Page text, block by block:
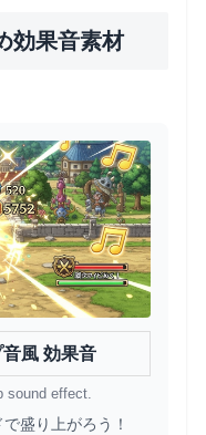
効果音素材
音風 効果音
sound effect.
盛り上がろう！